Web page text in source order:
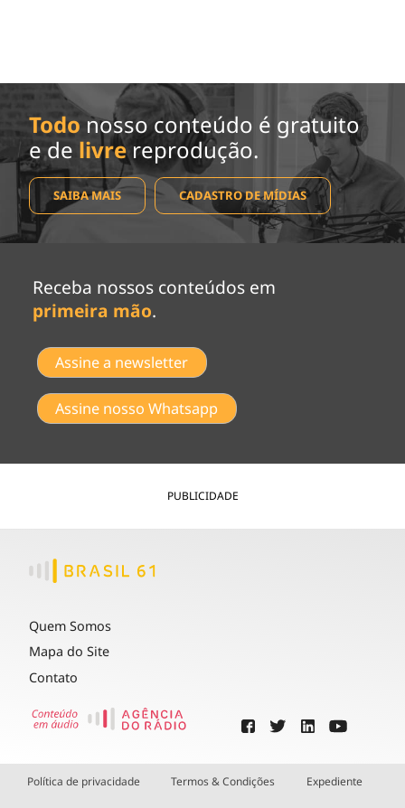
Todo nosso conteúdo é gratuito
e de livrereprodução.
SAIBA MAIS CADASTRO DE MÍDIAS
Receba nossos conteúdos em
primeira mão.
Assine a newsletter
Assine nosso Whatsapp
PUBLICIDADE
Quem Somos
Mapa do Site
Contato
Política de privacidade Termos & Condições Expediente